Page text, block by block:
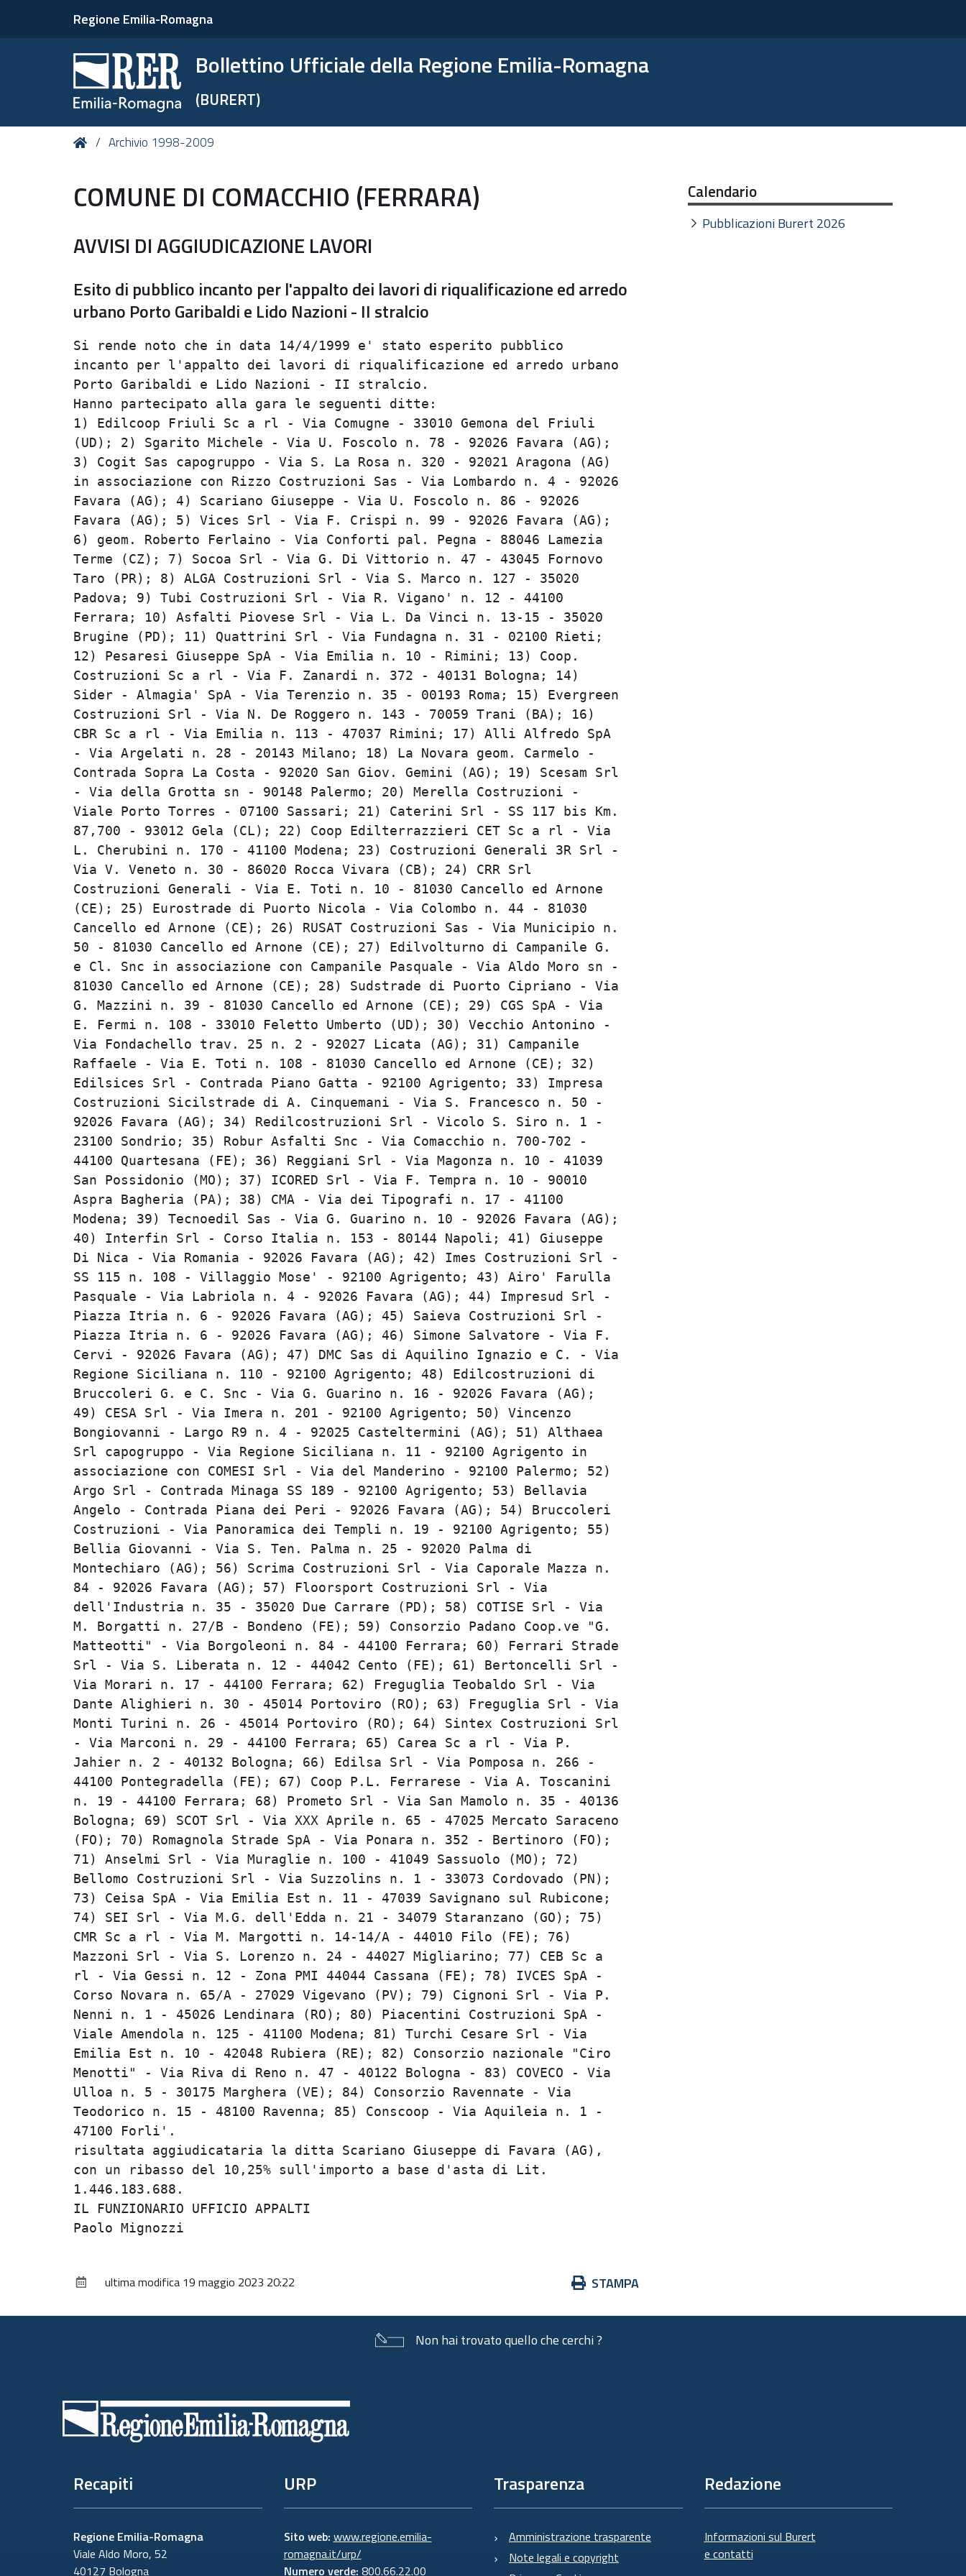
Regione Emilia-Romagna
Bollettino Ufficiale della Regione Emilia-Romagna
(BURERT)
Tu HomeArchivio 1998-2009
COMUNE DI COMACCHIO (FERRARA)
AVVISI DI AGGIUDICAZIONE LAVORI
Esito di pubblico incanto per l'appalto dei lavori di riqualificazione ed arredo
urbano Porto Garibaldi e Lido Nazioni - II stralcio
Si rende noto che in data 14/4/1999 e' stato esperito pubblico
incanto per l'appalto dei lavori di riqualificazione ed arredo urbano
Porto Garibaldi e Lido Nazioni - II stralcio.
Hanno partecipato alla gara le seguenti ditte:
1) Edilcoop Friuli Sc a rl - Via Comugne - 33010 Gemona del Friuli
(UD); 2) Sgarito Michele - Via U. Foscolo n. 78 - 92026 Favara (AG);
3) Cogit Sas capogruppo - Via S. La Rosa n. 320 - 92021 Aragona (AG)
in associazione con Rizzo Costruzioni Sas - Via Lombardo n. 4 - 92026
Favara (AG); 4) Scariano Giuseppe - Via U. Foscolo n. 86 - 92026
Favara (AG); 5) Vices Srl - Via F. Crispi n. 99 - 92026 Favara (AG);
6) geom. Roberto Ferlaino - Via Conforti pal. Pegna - 88046 Lamezia
Terme (CZ); 7) Socoa Srl - Via G. Di Vittorio n. 47 - 43045 Fornovo
Taro (PR); 8) ALGA Costruzioni Srl - Via S. Marco n. 127 - 35020
Padova; 9) Tubi Costruzioni Srl - Via R. Vigano' n. 12 - 44100
Ferrara; 10) Asfalti Piovese Srl - Via L. Da Vinci n. 13-15 - 35020
Brugine (PD); 11) Quattrini Srl - Via Fundagna n. 31 - 02100 Rieti;
12) Pesaresi Giuseppe SpA - Via Emilia n. 10 - Rimini; 13) Coop.
Costruzioni Sc a rl - Via F. Zanardi n. 372 - 40131 Bologna; 14)
Sider - Almagia' SpA - Via Terenzio n. 35 - 00193 Roma; 15) Evergreen
Costruzioni Srl - Via N. De Roggero n. 143 - 70059 Trani (BA); 16)
CBR Sc a rl - Via Emilia n. 113 - 47037 Rimini; 17) Alli Alfredo SpA
- Via Argelati n. 28 - 20143 Milano; 18) La Novara geom. Carmelo -
Contrada Sopra La Costa - 92020 San Giov. Gemini (AG); 19) Scesam Srl
- Via della Grotta sn - 90148 Palermo; 20) Merella Costruzioni -
Viale Porto Torres - 07100 Sassari; 21) Caterini Srl - SS 117 bis Km.
87,700 - 93012 Gela (CL); 22) Coop Edilterrazzieri CET Sc a rl - Via
L. Cherubini n. 170 - 41100 Modena; 23) Costruzioni Generali 3R Srl -
Via V. Veneto n. 30 - 86020 Rocca Vivara (CB); 24) CRR Srl
Costruzioni Generali - Via E. Toti n. 10 - 81030 Cancello ed Arnone
(CE); 25) Eurostrade di Puorto Nicola - Via Colombo n. 44 - 81030
Cancello ed Arnone (CE); 26) RUSAT Costruzioni Sas - Via Municipio n.
50 - 81030 Cancello ed Arnone (CE); 27) Edilvolturno di Campanile G.
e Cl. Snc in associazione con Campanile Pasquale - Via Aldo Moro sn -
81030 Cancello ed Arnone (CE); 28) Sudstrade di Puorto Cipriano - Via
G. Mazzini n. 39 - 81030 Cancello ed Arnone (CE); 29) CGS SpA - Via
E. Fermi n. 108 - 33010 Feletto Umberto (UD); 30) Vecchio Antonino -
Via Fondachello trav. 25 n. 2 - 92027 Licata (AG); 31) Campanile
Raffaele - Via E. Toti n. 108 - 81030 Cancello ed Arnone (CE); 32)
Edilsices Srl - Contrada Piano Gatta - 92100 Agrigento; 33) Impresa
Costruzioni Sicilstrade di A. Cinquemani - Via S. Francesco n. 50 -
92026 Favara (AG); 34) Redilcostruzioni Srl - Vicolo S. Siro n. 1 -
23100 Sondrio; 35) Robur Asfalti Snc - Via Comacchio n. 700-702 -
44100 Quartesana (FE); 36) Reggiani Srl - Via Magonza n. 10 - 41039
San Possidonio (MO); 37) ICORED Srl - Via F. Tempra n. 10 - 90010
Aspra Bagheria (PA); 38) CMA - Via dei Tipografi n. 17 - 41100
Modena; 39) Tecnoedil Sas - Via G. Guarino n. 10 - 92026 Favara (AG);
40) Interfin Srl - Corso Italia n. 153 - 80144 Napoli; 41) Giuseppe
Di Nica - Via Romania - 92026 Favara (AG); 42) Imes Costruzioni Srl -
SS 115 n. 108 - Villaggio Mose' - 92100 Agrigento; 43) Airo' Farulla
Pasquale - Via Labriola n. 4 - 92026 Favara (AG); 44) Impresud Srl -
Piazza Itria n. 6 - 92026 Favara (AG); 45) Saieva Costruzioni Srl -
Piazza Itria n. 6 - 92026 Favara (AG); 46) Simone Salvatore - Via F.
Cervi - 92026 Favara (AG); 47) DMC Sas di Aquilino Ignazio e C. - Via
Regione Siciliana n. 110 - 92100 Agrigento; 48) Edilcostruzioni di
Bruccoleri G. e C. Snc - Via G. Guarino n. 16 - 92026 Favara (AG);
49) CESA Srl - Via Imera n. 201 - 92100 Agrigento; 50) Vincenzo
Bongiovanni - Largo R9 n. 4 - 92025 Casteltermini (AG); 51) Althaea
Srl capogruppo - Via Regione Siciliana n. 11 - 92100 Agrigento in
associazione con COMESI Srl - Via del Manderino - 92100 Palermo; 52)
Argo Srl - Contrada Minaga SS 189 - 92100 Agrigento; 53) Bellavia
Angelo - Contrada Piana dei Peri - 92026 Favara (AG); 54) Bruccoleri
Costruzioni - Via Panoramica dei Templi n. 19 - 92100 Agrigento; 55)
Bellia Giovanni - Via S. Ten. Palma n. 25 - 92020 Palma di
Montechiaro (AG); 56) Scrima Costruzioni Srl - Via Caporale Mazza n.
84 - 92026 Favara (AG); 57) Floorsport Costruzioni Srl - Via
dell'Industria n. 35 - 35020 Due Carrare (PD); 58) COTISE Srl - Via
M. Borgatti n. 27/B - Bondeno (FE); 59) Consorzio Padano Coop.ve "G.
Matteotti" - Via Borgoleoni n. 84 - 44100 Ferrara; 60) Ferrari Strade
Srl - Via S. Liberata n. 12 - 44042 Cento (FE); 61) Bertoncelli Srl -
Via Morari n. 17 - 44100 Ferrara; 62) Freguglia Teobaldo Srl - Via
Dante Alighieri n. 30 - 45014 Portoviro (RO); 63) Freguglia Srl - Via
Monti Turini n. 26 - 45014 Portoviro (RO); 64) Sintex Costruzioni Srl
- Via Marconi n. 29 - 44100 Ferrara; 65) Carea Sc a rl - Via P.
Jahier n. 2 - 40132 Bologna; 66) Edilsa Srl - Via Pomposa n. 266 -
44100 Pontegradella (FE); 67) Coop P.L. Ferrarese - Via A. Toscanini
n. 19 - 44100 Ferrara; 68) Prometo Srl - Via San Mamolo n. 35 - 40136
Bologna; 69) SCOT Srl - Via XXX Aprile n. 65 - 47025 Mercato Saraceno
(FO); 70) Romagnola Strade SpA - Via Ponara n. 352 - Bertinoro (FO);
71) Anselmi Srl - Via Muraglie n. 100 - 41049 Sassuolo (MO); 72)
Bellomo Costruzioni Srl - Via Suzzolins n. 1 - 33073 Cordovado (PN);
73) Ceisa SpA - Via Emilia Est n. 11 - 47039 Savignano sul Rubicone;
74) SEI Srl - Via M.G. dell'Edda n. 21 - 34079 Staranzano (GO); 75)
CMR Sc a rl - Via M. Margotti n. 14-14/A - 44010 Filo (FE); 76)
Mazzoni Srl - Via S. Lorenzo n. 24 - 44027 Migliarino; 77) CEB Sc a
rl - Via Gessi n. 12 - Zona PMI 44044 Cassana (FE); 78) IVCES SpA -
Corso Novara n. 65/A - 27029 Vigevano (PV); 79) Cignoni Srl - Via P.
Nenni n. 1 - 45026 Lendinara (RO); 80) Piacentini Costruzioni SpA -
Viale Amendola n. 125 - 41100 Modena; 81) Turchi Cesare Srl - Via
Emilia Est n. 10 - 42048 Rubiera (RE); 82) Consorzio nazionale "Ciro
Menotti" - Via Riva di Reno n. 47 - 40122 Bologna - 83) COVECO - Via
Ulloa n. 5 - 30175 Marghera (VE); 84) Consorzio Ravennate - Via
Teodorico n. 15 - 48100 Ravenna; 85) Conscoop - Via Aquileia n. 1 -
47100 Forli'.
risultata aggiudicataria la ditta Scariano Giuseppe di Favara (AG),
con un ribasso del 10,25% sull'importo a base d'asta di Lit.
1.446.183.688.
IL FUNZIONARIO UFFICIO APPALTI
Azioni
documento
STAMPA
ultima modifica 19 maggio 2023 20:22
Calendario
Pubblicazioni Burert 2026
Non hai trovato quello che cerchi ?
Recapiti
Regione Emilia-Romagna
Viale Aldo Moro, 52
40127 Bologna
URP
Sito web: www.regione.emilia-
romagna.it/urp/
Numero verde: 800.66.22.00
Trasparenza
Amministrazione trasparente
Note legali e copyright
Redazione
Informazioni sul Burert
e contatti